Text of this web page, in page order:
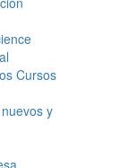
Cursos
y